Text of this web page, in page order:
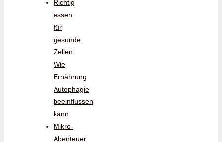
Richtig
essen
für
gesunde
Zellen:
Wie
Ernährung
Autophagie
beeinflussen
kann
Mikro-
Abenteuer